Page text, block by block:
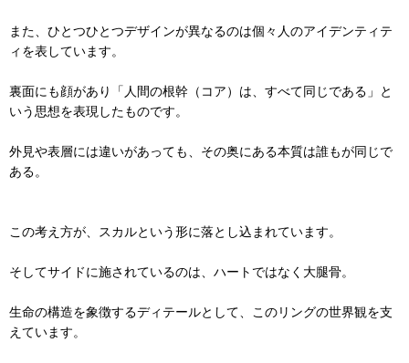
また、ひとつひとつデザインが異なるのは個々人のアイデンティテ
ィを表しています。
裏面にも顔があり「人間の根幹（コア）は、すべて同じである」と
いう思想を表現したものです。
外見や表層には違いがあっても、その奥にある本質は誰もが同じで
ある。
この考え方が、スカルという形に落とし込まれています。
そしてサイドに施されているのは、ハートではなく大腿骨。
生命の構造を象徴するディテールとして、このリングの世界観を支
えています。